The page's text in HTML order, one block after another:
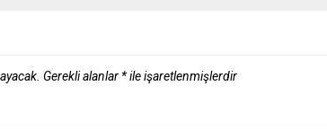
Gerekli alanlar *ile işaretlenmişlerdir